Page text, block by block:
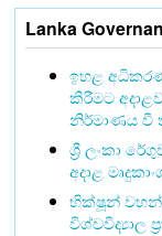
Lanka
ඉහළ
කිරීමට
නිර්මාණය වී
ශ්‍රී ලංකා
අදාළ
භික්ෂූන්
විශ්වවිද්‍යාල